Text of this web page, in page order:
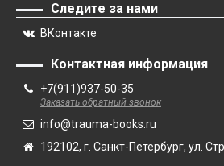
Следите за нами
ВКонтакте
Контактная информация
+7(911)937-50-35
Заказать обратный звонок
info@trauma-books.ru
192102, г. Санкт-Петербург, ул.